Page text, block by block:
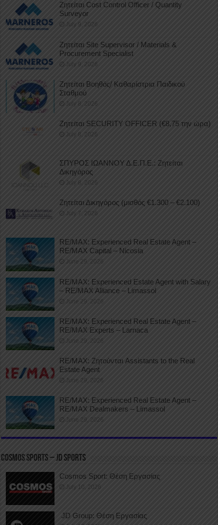
Ζητείται Cost Control Officer / Quantity
Surveyor
July 9, 2026
Ζητείται Site Supervisor / Materials &
Procurement Specialist
July 9, 2026
Ζητείται Βοηθός/ Καθαρίστρια Παιδικού
Σταθμού
July 8, 2026
Ζητείται SECURITY OFFICER (€8,75 την ώρα)
July 8, 2026
ΣΠΥΡΟΣ ΙΩΑΝΝΟΥ Δ.Ε.Π.Ε.: Ζητείται
Δικηγόρος
July 8, 2026
Ζητείται Δικηγόρος (μισθός €1.300 – €2.100)
July 7, 2026
RE/MAX: Experienced Real Estate Agent –
RE/MAX Capital – Nicosia
June 29, 2026
RE/MAX: Experienced Estate Agent with Salary
– RE/MAX Alliance – Limassol
June 29, 2026
RE/MAX: Experienced Real Estate Agent –
RE/MAX Experts – Larnaca
June 29, 2026
RE/MAX: Ζητούνται Assistants to the Real
Estate Agent
June 29, 2026
RE/MAX: Experienced Real Estate Agent –
RE/MAX Dealmakers – Limassol
June 29, 2026
COSMOS SPORTS – JD SPORTS
Cosmos Sport: Θέση Εργασίας
July 10, 2026
JD Group: Θέση Εργασίας